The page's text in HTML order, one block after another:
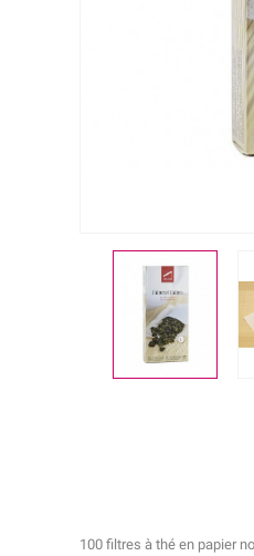
100 filtres à thé en papier